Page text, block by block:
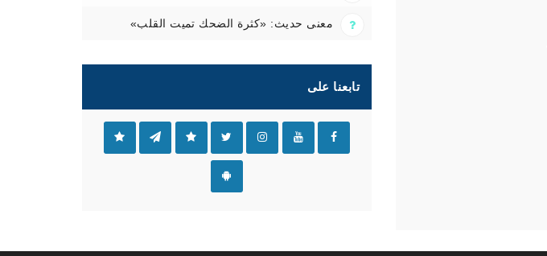
معنى حديث: «كثرة الضحك تميت القلب»
تابعنا على